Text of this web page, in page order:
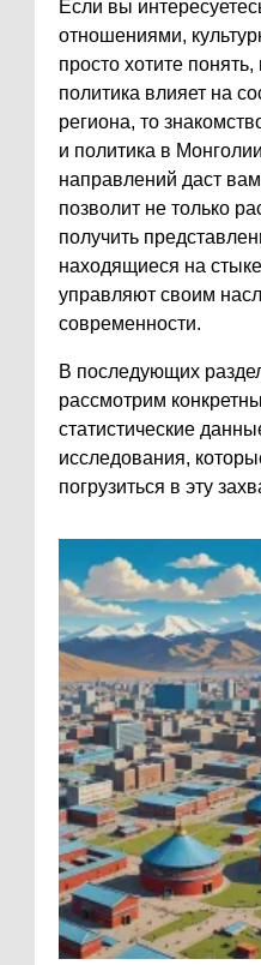
Если вы
отношениями,
просто хотите понять,
политика влияет на
региона, то
и политика в
направлений даст
позволит не только
получить
находящиеся на
управляют своим
современности.
В последующих
рассмотрим
статистические
исследования,
погрузиться в эту